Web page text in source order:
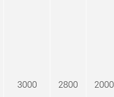
3000 2800 2000